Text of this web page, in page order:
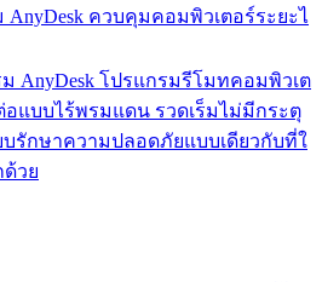
AnyDesk ควบคุมคอมพิวเตอร์ระยะไ
AnyDesk โปรแกรมรีโมทคอมพิวเต
แบบไร้พรมแดน รวดเร็มไม่มีกระตุ
รักษาความปลอดภัยแบบเดียวกับที่ใ
วย